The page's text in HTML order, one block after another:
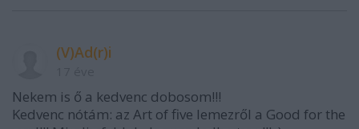
(V)Ad(r)i
Nekem is ő a kedvenc dobosom!!!
Kedvenc nótám: az Art of five lemezről a Good for the